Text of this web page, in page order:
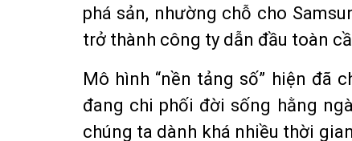
phá sản, nhường chỗ cho
trở thành công ty dẫn đầu toàn
Mô hình “nền tảng số” hiện đã
đang chi phối đời sống hằng
chúng ta dành khá nhiều thời